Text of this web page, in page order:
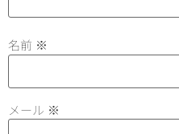
名前 ※
メール ※